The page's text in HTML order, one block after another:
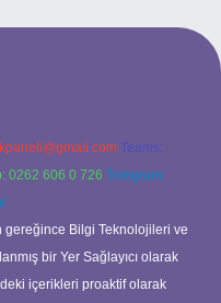
Teams:
0262 606 0 726 Telegram:
gereğince Bilgi Teknolojileri ve
bir Yer Sağlayıcı olarak
içerikleri proaktif olarak